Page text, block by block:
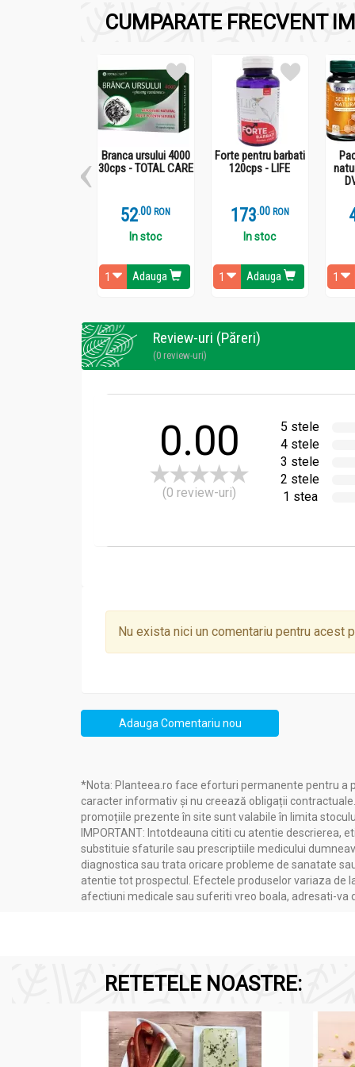
-Se recomanda administrarea produsului
CUMPARATE FRECVENT
Branca ursului 4000
30cps - TOTAL CARE
52.0 RON
In stoc
Adauga
Forte pentru barbati
120cps - LIFE
173.0 RON
In stoc
Adauga
Review-uri (Păreri)
(0 review-uri)
0.00
(0 review-uri)
5 stele
4 stele
3 stele
2 stele
1 stea
Nu exista nici un comentariu pentru acest
Adauga Comentariu nou
*Nota: Planteea.ro face eforturi permanente pentru a
caracter informativ și nu creează obligații
promoțiile prezente în site sunt valabile în limita
IMPORTANT: Intotdeauna cititi cu atentie
substituie sfaturile sau prescriptiile medicului
diagnostica sau trata oricare probleme de sanatate
atentie tot prospectul. Efectele produselor variaza de
afectiuni medicale sau suferiti vreo boala, adresati-va
RETETELE NOASTRE: